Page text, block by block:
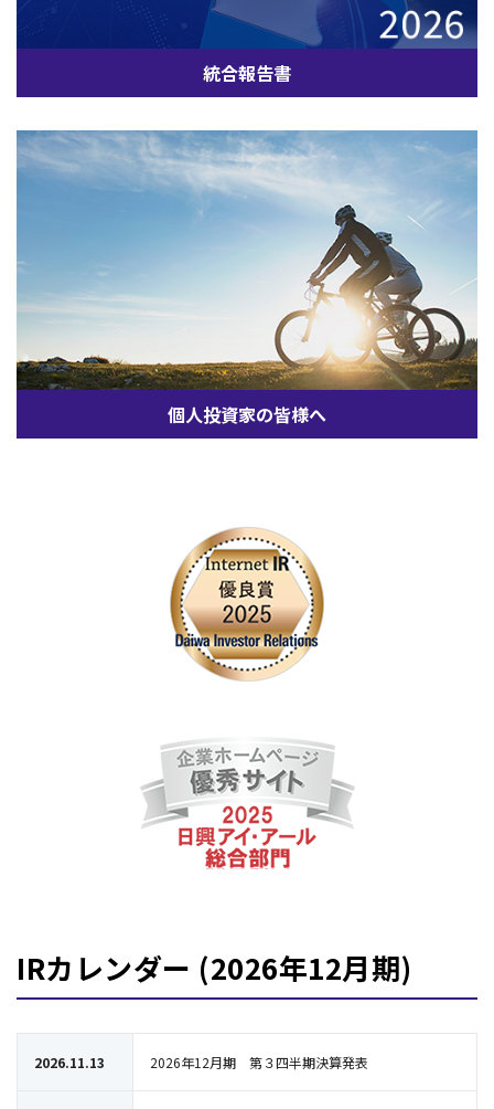
統合報告書
個人投資家の皆様へ
IRカレンダー (2026年12月期)
2026.11.13 2026年12月期 第３四半期決算発表